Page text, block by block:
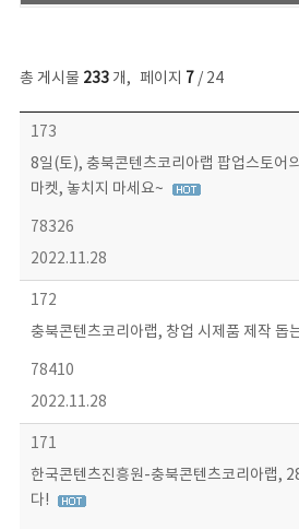
총 게시물 233개, 페이지 7 / 24
보도자료 목록 - 번호, 제목, 작성자, 파일, 조회수, 작성일 정보 제공
173
8일(토), 충북콘텐츠코리아랩 팝업스토어
마켓, 놓치지 마세요~
78326
2022.11.28
172
충북콘텐츠코리아랩, 창업 시제품 제작 돕
78410
2022.11.28
171
한국콘텐츠진흥원-충북콘텐츠코리아랩,
다!